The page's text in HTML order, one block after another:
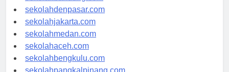
sekolahbandung.com
sekolahdenpasar.com
sekolahjakarta.com
sekolahmedan.com
sekolahaceh.com
sekolahbengkulu.com